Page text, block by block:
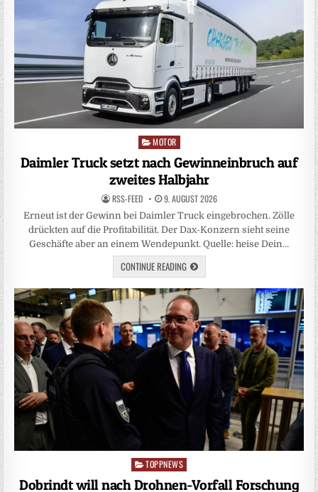
Posted
MOTOR
Daimler Truck setzt nach Gewinneinbruch auf
zweites Halbjahr
RSS-FEED 9. AUGUST 2026
Erneut ist der Gewinn bei Daimler Truck eingebrochen. Zölle
drückten auf die Profitabilität. Der Dax-Konzern sieht seine
Geschäfte aber an einem Wendepunkt. Quelle: heise Dein…
CONTINUE READING
Posted
in
TOPPNEWS
Dobrindt will nach Drohnen-Vorfall Forschung